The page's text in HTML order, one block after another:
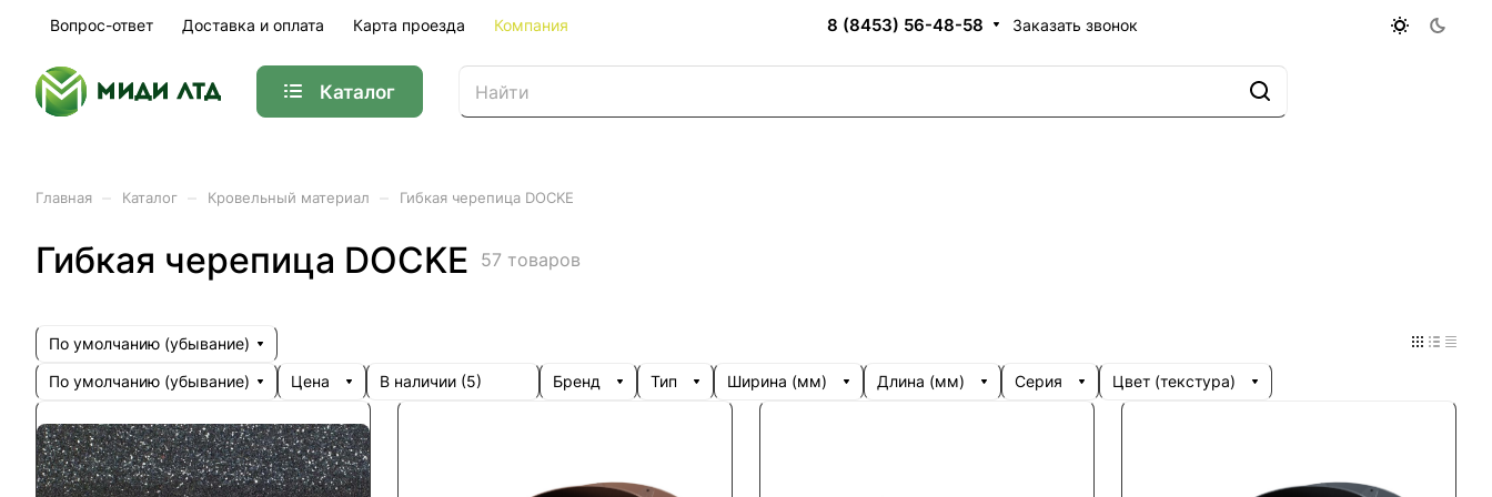
Вопрос-ответ Доставка и оплата Карта проезда Компания 8 (8453) 56-48-58 Заказать звонок
Каталог
Главная Каталог Кровельный материал Гибкая черепица DOCKE
Гибкая черепица DOCKE 57 товаров
По умолчанию (убывание)
По умолчанию (убывание)
Цена В наличии (5) Бренд Тип Ширина (мм) Длина (мм) Серия Цвет (текстура)